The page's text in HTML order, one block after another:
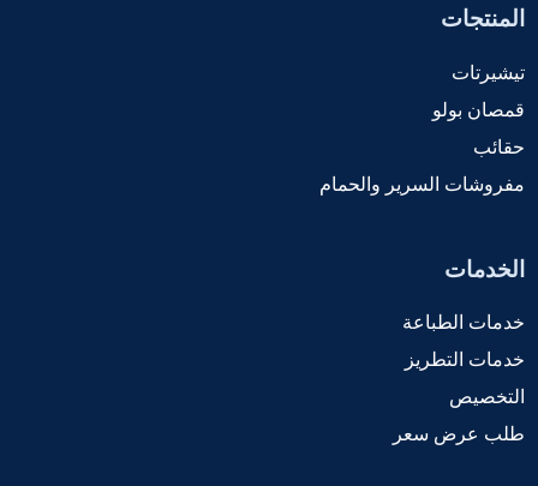
المنتجات
تيشيرتات
قمصان بولو
حقائب
مفروشات السرير والحمام
الخدمات
خدمات الطباعة
خدمات التطريز
التخصيص
طلب عرض سعر